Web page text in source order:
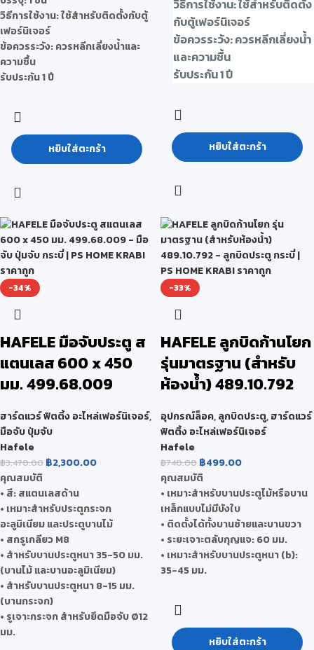
วิธีการใช้งาน: ใช้สำหรับติดตั้งกับตู้
เฟอร์นิเจอร์
ข้อควรระวัง: ควรหลีกเลี่ยงน้ำและ
ความชื้น
รับประกัน 1 ปี
หยิบใส่ตะกร้า
วิธีการใช้งาน: ใช้สำหรับติดตั้ง
กับตู้เฟอร์นิเจอร์
ข้อควรระวัง: ควรหลีกเลี่ยงน้ำ
และความชื้น
รับประกัน 1 ปี
หยิบใส่ตะกร้า
-34%
HAFELE มือจับประตู ส
แตนเลส 600 x 450
มม. 499.68.009
ฮาร์ดแวร์ ฟิตติ้ง อะไหล่เฟอร์นิเจอร์,
มือจับ ปุ่มจับ
Hafele
฿3,470.00 ฿2,300.00
คุณสมบัติ
• สี: สแตนเลสด้าน
• เหมาะสำหรับประตูกระจก
อะลูมิเนียม และประตูบานไม้
• สกรูเกลียว M8
• สำหรับบานประตูหนา 35-50 มม.
(บานไม้ และบานอะลูมิเนียม)
• สำหรับบานประตูหนา 8-15 มม.
(บานกระจก)
• รูเจาะกระจก สำหรับยึดมือจับ Ø12
มม.
-33%
HAFELE ลูกบิดก้านโยก
รุ่นมาตรฐาน (สำหรับ
ห้องน้ำ) 489.10.792
อุปกรณ์ล็อค,ลูกบิดประตู,ฮาร์ดแวร์
ฟิตติ้ง อะไหล่เฟอร์นิเจอร์
Hafele
฿740.00 ฿499.00
คุณสมบัติ
• เหมาะสำหรับบานประตูไม้หรือบาน
เหล็กแบบไม่มีบังใบ
• ติดตั้งได้ทั้งบานซ้ายและบานขวา
• ระยะเจาะตลับกุญแจ: 60 มม.
• เหมาะสำหรับบานประตูหนา (b):
35-45 มม.
หยิบใส่ตะกร้า